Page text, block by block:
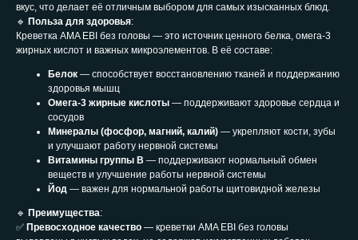
вкус, что делает её отличным выбором для самых изысканных блюд.
🔹 Польза для здоровья:
Креветка AMA EBI без головы — это источник ценного белка, омега-3
жирных кислот и важных микроэлементов. В её составе:
Белок — способствует восстановлению тканей и поддержанию
здоровья мышц
Омега-3 жирные кислоты — поддерживают здоровье сердца и
сосудов
Минералы (фосфор, магний, калий) — укрепляют кости, зубы
и улучшают работу нервной системы
Витамины группы B — поддерживают нормальный обмен
веществ и улучшение работы нервной системы
Йод — важен для нормальной работы щитовидной железы
🔹 Преимущества:
✅ Превосходное качество — креветки AMA EBI без головы